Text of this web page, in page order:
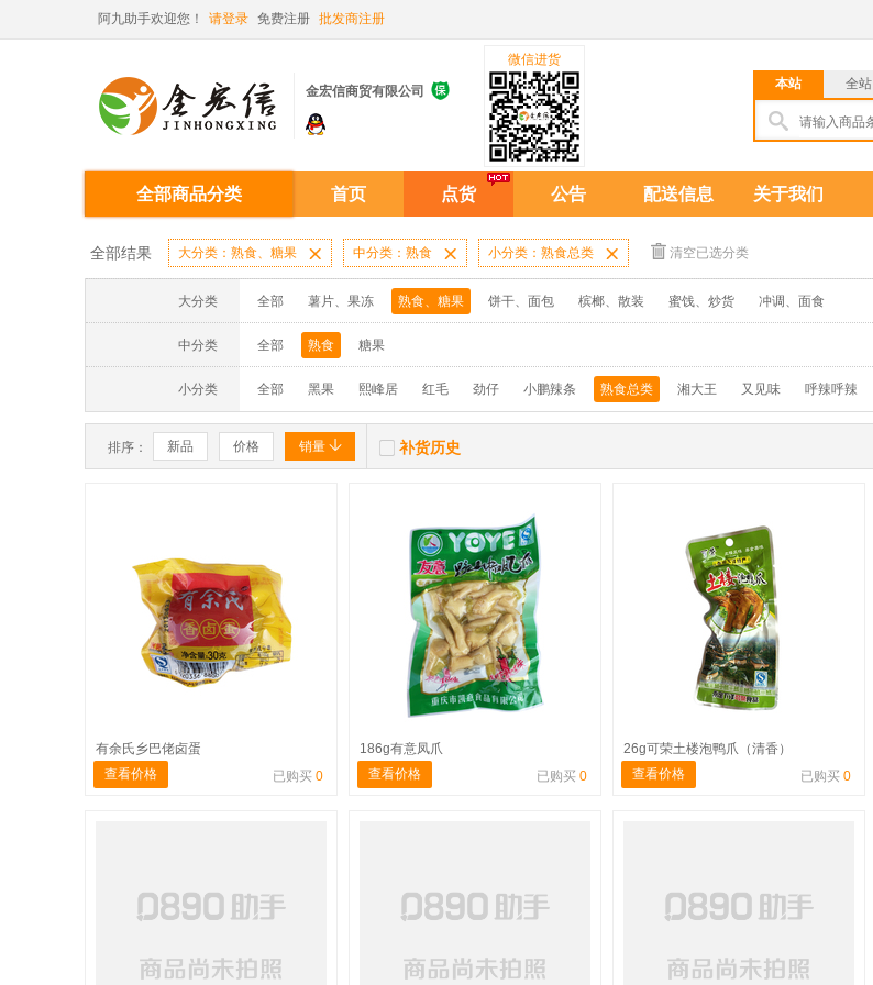
阿九助手欢迎您！ 请登录 免费注册 批发商注册
金宏信商贸有限公司 
微信进货
本站
全站
全部商品分类 首页 点货 公告 配送信息 关于我们
全部结果 大分类：熟食、糖果  中分类：熟食  小分类：熟食总类  清空已选分类
大分类 全部 薯片、果冻 熟食、糖果 饼干、面包 槟榔、散装 蜜饯、炒货 冲调、面食
中分类 全部 熟食 糖果
小分类 全部 黑果 熙峰居 红毛 劲仔 小鹏辣条 熟食总类 湘大王 又见味 呼辣呼辣
排序： 新品 价格 销量   补货历史
有余氏乡巴佬卤蛋
查看价格
已购买 0
186g有意凤爪
查看价格
已购买 0
26g可荣土楼泡鸭爪（清香）
查看价格
已购买 0